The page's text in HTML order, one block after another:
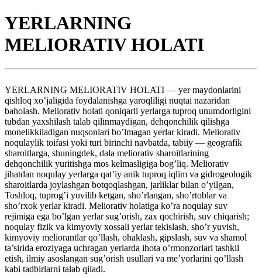
YERLARNING
MELIORATIV HOLATI
YERLARNING MELIORATIV HOLATI — yer maydonlarini
qishloq xo’jaligida foydalanishga yaroqliligi nuqtai nazaridan
baholash. Meliorativ holati qoniqarli yerlarga tuproq unumdorligini
tubdan yaxshilash talab qilinmaydigan, dehqonchilik qilishga
monelikkiladigan nuqsonlari bo’lmagan yerlar kiradi. Meliorativ
noqulaylik toifasi yoki turi birinchi navbatda, tabiiy — geografik
sharoitlarga, shuningdek, dala meliorativ sharoitlarining
dehqonchilik yuritishga mos kelmasligiga bog’liq. Meliorativ
jihatdan noqulay yerlarga qat’iy anik tuproq iqlim va gidrogeologik
sharoitlarda joylashgan botqoqlashgan, jarliklar bilan o’yilgan,
Toshloq, tuprog’i yuvilib ketgan, sho’rlangan, sho’rtoblar va
sho’rxok yerlar kiradi. Meliorativ holatiga ko’ra noqulay suv
rejimiga ega bo’lgan yerlar sug’orish, zax qochirish, suv chiqarish;
noqulay fizik va kimyoviy xossali yerlar tekislash, sho’r yuvish,
kimyoviy meliorantlar qo’llash, ohaklash, gipslash, suv va shamol
ta’sirida eroziyaga uchragan yerlarda ihota o’rmonzorlari tashkil
etish, ilmiy asoslangan sug’orish usullari va me’yorlarini qo’llash
kabi tadbirlarni talab qiladi.